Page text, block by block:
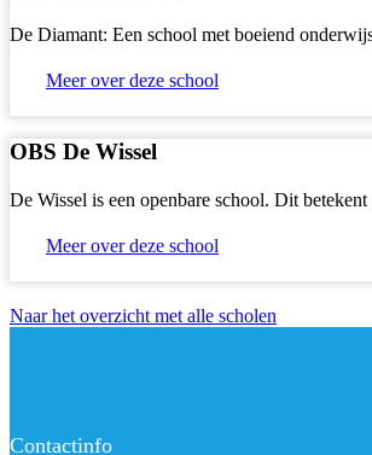
De Diamant: Een school met boeiend
Meer over deze school
OBS De Wissel
De Wissel is een openbare school. Dit
Meer over deze school
Naar het overzicht met alle scholen
Contactinfo